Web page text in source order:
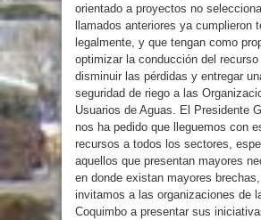
orientado a proyectos no
llamados anteriores ya cumplieron
legalmente, y que tengan como
optimizar la conducción del
disminuir las pérdidas y entregar
seguridad de riego a las
Usuarios de Aguas. El Presidente
nos ha pedido que lleguemos con
recursos a todos los sectores,
aquellos que presentan mayores
en donde existan mayores
invitamos a las organizaciones de
Coquimbo a presentar sus